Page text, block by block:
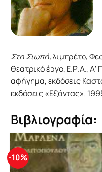
Στη Σιωπή,λιμπρέτο,
θεατρικό έργο, Ε.Ρ.Α., Α'
αφήγημα, εκδόσεις
εκδόσεις «Εξάντας»,
Βιβλιογραφία:
-10%